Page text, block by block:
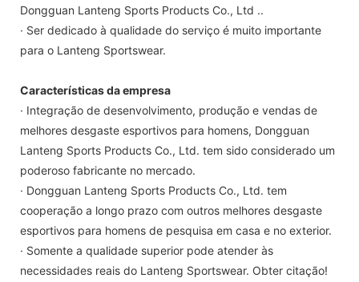
Dongguan Lanteng Sports Products Co., Ltd ..
· Ser dedicado à qualidade do serviço é muito importante
para o Lanteng Sportswear.
Características da empresa
· Integração de desenvolvimento, produção e vendas de
melhores desgaste esportivos para homens, Dongguan
Lanteng Sports Products Co., Ltd. tem sido considerado um
poderoso fabricante no mercado.
· Dongguan Lanteng Sports Products Co., Ltd. tem
cooperação a longo prazo com outros melhores desgaste
esportivos para homens de pesquisa em casa e no exterior.
· Somente a qualidade superior pode atender às
necessidades reais do Lanteng Sportswear. Obter citação!